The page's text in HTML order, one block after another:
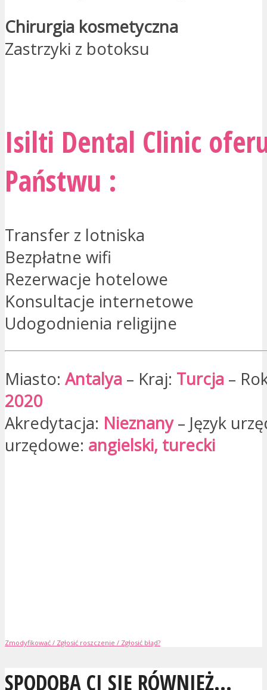
Chirurgia kosmetyczna
Zastrzyki z botoksu
Isilti Dental Clinic
Państwu :
Transfer z lotniska
Bezpłatne wifi
Rezerwacje hotelowe
Konsultacje internetowe
Udogodnienia religijne
Miasto: Antalya – Kraj: Turcja –
2020
Akredytacja: Nieznany– Język
urzędowe: angielski, turecki
Zmodyfikować / Zgłosić roszczenie / Zgłosić błąd?
SPODOBA CI SIĘ RÓWNIEŻ...